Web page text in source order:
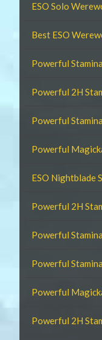
ESO Solo
Best ESO
Powerful
Powerful 2H
Powerful
Powerful
ESO Nightblade
Powerful 2H
Powerful
Powerful
Powerful
Powerful 2H